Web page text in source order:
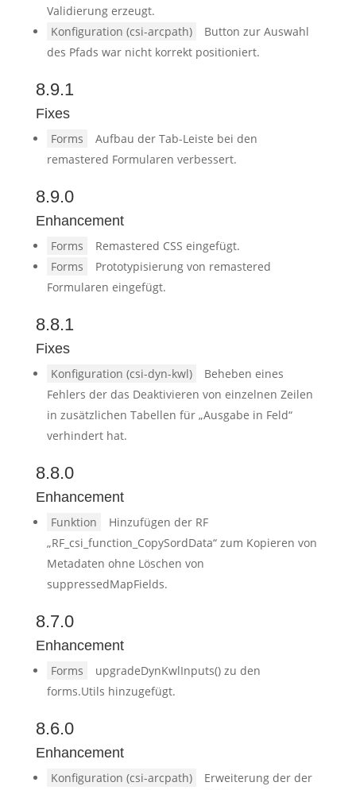
Validierung erzeugt.
Konfiguration (csi-arcpath)
Button zur Auswahl
des Pfads war nicht korrekt positioniert.
8.9.1
Fixes
Forms
Aufbau der Tab-Leiste bei den
remastered Formularen verbessert.
8.9.0
Enhancement
Forms
Remastered CSS eingefügt.
Forms
Prototypisierung von remastered
Formularen eingefügt.
8.8.1
Fixes
Konfiguration (csi-dyn-kwl)
Beheben eines
Fehlers der das Deaktivieren von einzelnen Zeilen
in zusätzlichen Tabellen für „Ausgabe in Feld“
verhindert hat.
8.8.0
Enhancement
Funktion
Hinzufügen der RF
„RF_csi_function_CopySordData“ zum Kopieren von
Metadaten ohne Löschen von
suppressedMapFields.
8.7.0
Enhancement
Forms
upgradeDynKwlInputs() zu den
forms.Utils hinzugefügt.
8.6.0
Enhancement
Konfiguration (csi-arcpath)
Erweiterung der der